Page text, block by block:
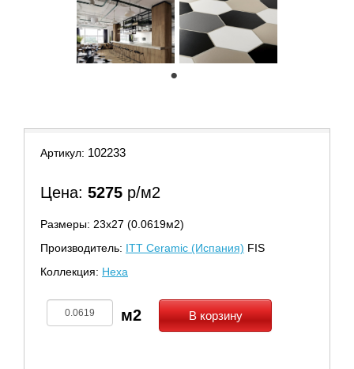
Артикул: 102233
Цена: 5275 р/м2
Размеры: 23х27 (0.0619м2)
Производитель: ITT Ceramic (Испания) FIS
Коллекция: Hexa
В корзину